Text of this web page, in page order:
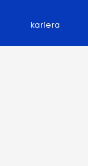
kariera